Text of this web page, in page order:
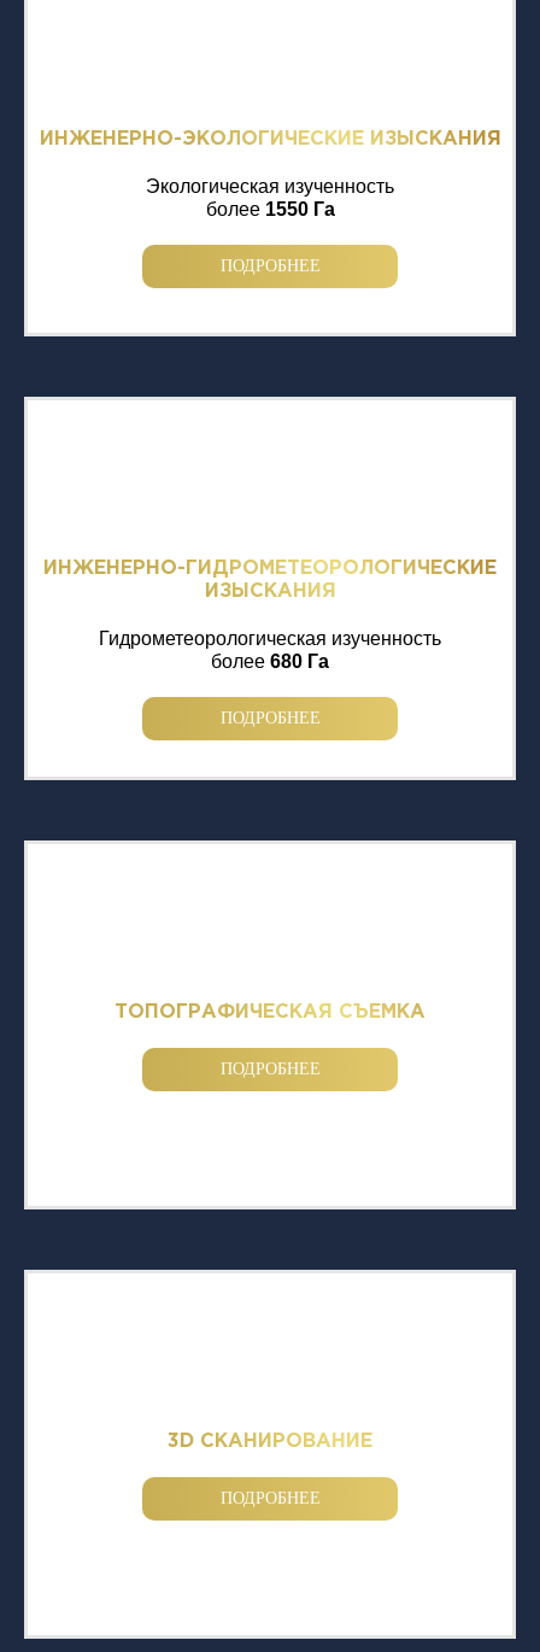
ИНЖЕНЕРНО-ЭКОЛОГИЧЕСКИЕ ИЗЫСКАНИЯ
Экологическая изученность
более 1550 Га
ПОДРОБНЕЕ
ИНЖЕНЕРНО-ГИДРОМЕТЕОРОЛОГИЧЕСКИЕ
ИЗЫСКАНИЯ
Гидрометеорологическая изученность
более 680 Га
ПОДРОБНЕЕ
ТОПОГРАФИЧЕСКАЯ СЪЕМКА
ПОДРОБНЕЕ
3D СКАНИРОВАНИЕ
ПОДРОБНЕЕ